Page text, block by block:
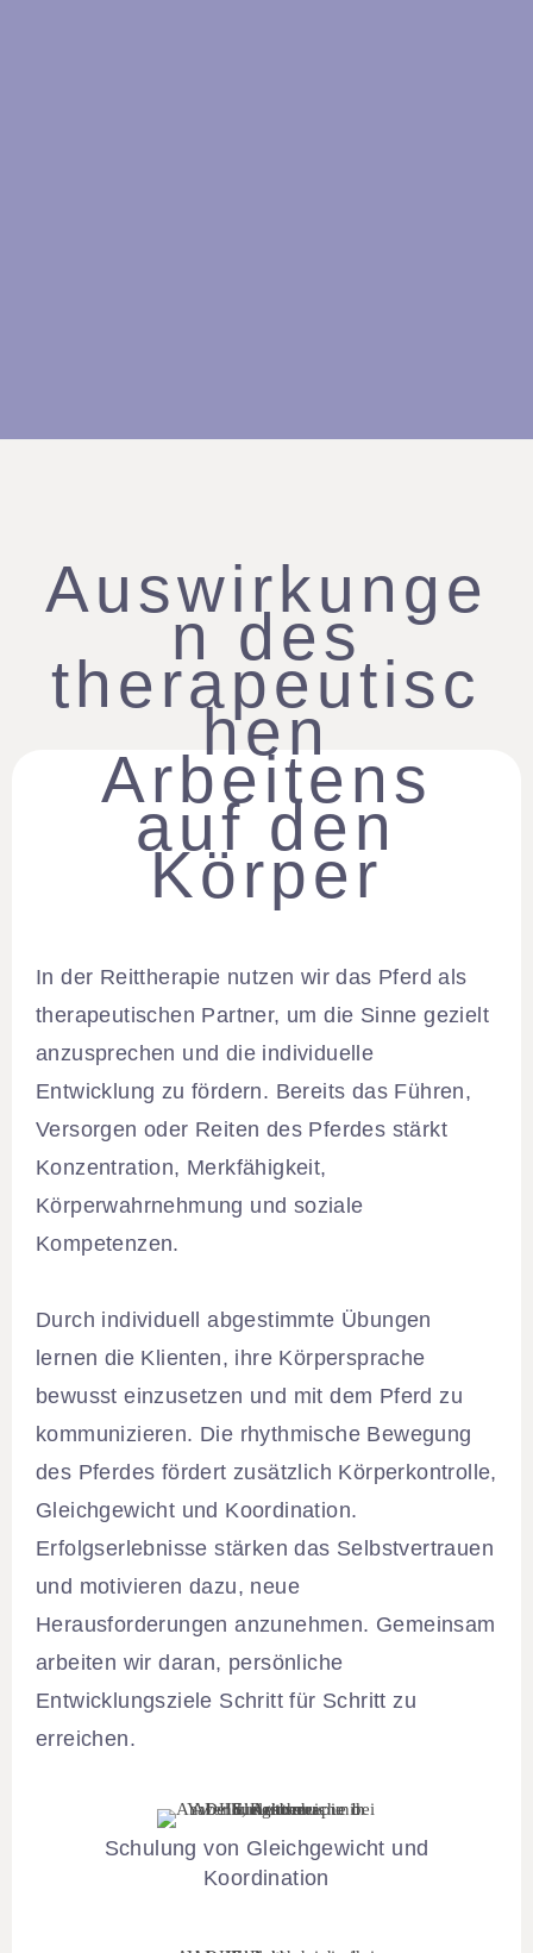
Auswirkunge
n des
therapeutisc
hen
Arbeitens
auf den
Körper
In der Reittherapie nutzen wir das Pferd als
therapeutischen Partner, um die Sinne gezielt
anzusprechen und die individuelle
Entwicklung zu fördern. Bereits das Führen,
Versorgen oder Reiten des Pferdes stärkt
Konzentration, Merkfähigkeit,
Körperwahrnehmung und soziale
Kompetenzen.
Durch individuell abgestimmte Übungen
lernen die Klienten, ihre Körpersprache
bewusst einzusetzen und mit dem Pferd zu
kommunizieren. Die rhythmische Bewegung
des Pferdes fördert zusätzlich Körperkontrolle,
Gleichgewicht und Koordination.
Erfolgserlebnisse stärken das Selbstvertrauen
und motivieren dazu, neue
Herausforderungen anzunehmen. Gemeinsam
arbeiten wir daran, persönliche
Entwicklungsziele Schritt für Schritt zu
erreichen.
Schulung von Gleichgewicht und
Koordination